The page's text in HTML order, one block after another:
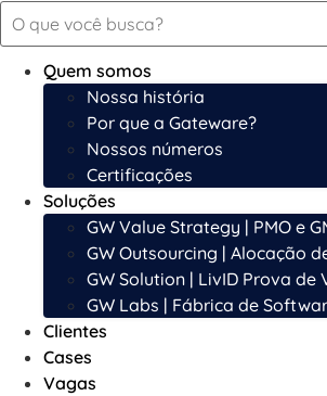
Quem somos
Nossa história
Por que a Gateware?
Nossos números
Certificações
Soluções
GW Value Strategy | PMO e
GW Outsourcing | Alocação
GW Solution | LivID Prova de
GW Labs | Fábrica de
Clientes
Cases
Vagas